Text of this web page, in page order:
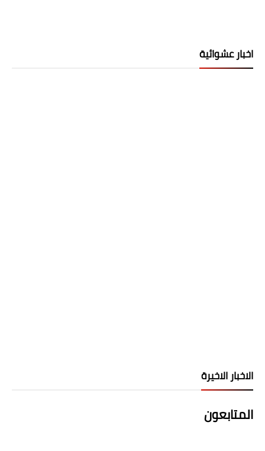
اخبار عشوائية
الاخبار الاخيرة
المتابعون